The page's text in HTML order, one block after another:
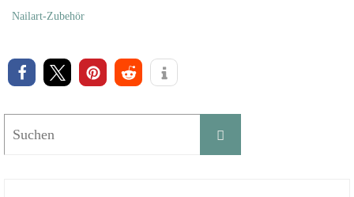
Nailart-Zubehör